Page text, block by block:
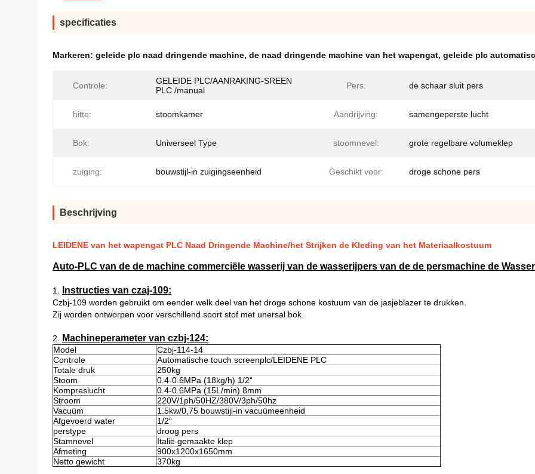
specificaties
Markeren: geleide plc naad dringende machine, de naad dringende machine van het wapengat, geleide plc
Controle:
GELEIDE PLC/AANRAKING-SREEN
PLC /manual
Pers: de schaar sluit pers
hitte: stoomkamer Aandrijving: samengeperste lucht
Bok: Universeel Type stoomnevel: grote regelbare volumeklep
zuiging: bouwstijl-in zuigingseenheid Geschikt voor: droge schone pers
Beschrijving
LEIDENE van het wapengat PLC Naad Dringende Machine/het Strijken de Kleding van het Materiaalkostuum
Auto-PLC van de de machine commerciële wasserij van de wasserijpers van de de persmachine de
1. Instructies van czaj-109:
Czbj-109 worden gebruikt om eender welk deel van het droge schone kostuum van de jasjeblazer te drukken.
Zij worden ontworpen voor verschillend soort stof met unersal bok.
2. Machineperameter van czbj-124:
Model
Czbj-114-14
Controle
Automatische touch screenplc/LEIDENE PLC
Totale druk
250kg
Stoom
0.4-0.6MPa (18kg/h) 1/2“
Kompreslucht
0.4-0.6MPa (15L/min) 8mm
Stroom
220V/1ph/50HZ/380V/3ph/50hz
Vacuüm
1.5kw/0,75 bouwstijl-in vacuümeenheid
Afgevoerd water
1/2“
perstype
droog pers
Stamnevel
Italië gemaakte klep
Afmeting
900x1200x1650mm
Netto gewicht
370kg